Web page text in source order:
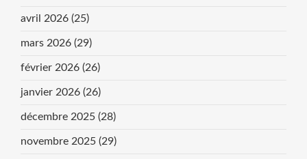
avril 2026 (25)
mars 2026 (29)
février 2026 (26)
janvier 2026 (26)
décembre 2025 (28)
novembre 2025 (29)